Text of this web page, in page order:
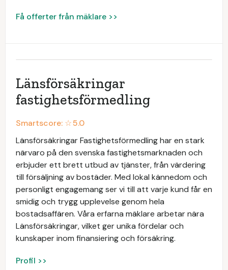
Få offerter från mäklare >>
Länsförsäkringar
fastighetsförmedling
Smartscore: ☆5.0
Länsförsäkringar Fastighetsförmedling har en stark
närvaro på den svenska fastighetsmarknaden och
erbjuder ett brett utbud av tjänster, från värdering
till försäljning av bostäder. Med lokal kännedom och
personligt engagemang ser vi till att varje kund får en
smidig och trygg upplevelse genom hela
bostadsaffären. Våra erfarna mäklare arbetar nära
Länsförsäkringar, vilket ger unika fördelar och
kunskaper inom finansiering och försäkring.
Profil >>